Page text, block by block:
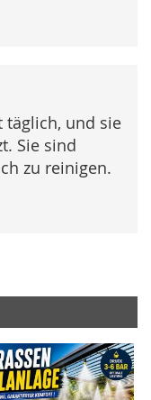
täglich, und sie
Sie sind
zu reinigen.